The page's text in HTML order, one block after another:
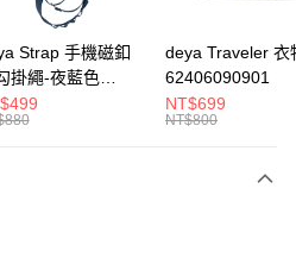
兆豐國際商業銀行
台中商業銀行
華泰商業銀行
遠東國際商業銀行
才付款」的支付方式。 讓您購物簡單
Strap 手機磁釦
掛繩-夜藍色
deya Traveler 衣
62406090901
NT$699
NT$800